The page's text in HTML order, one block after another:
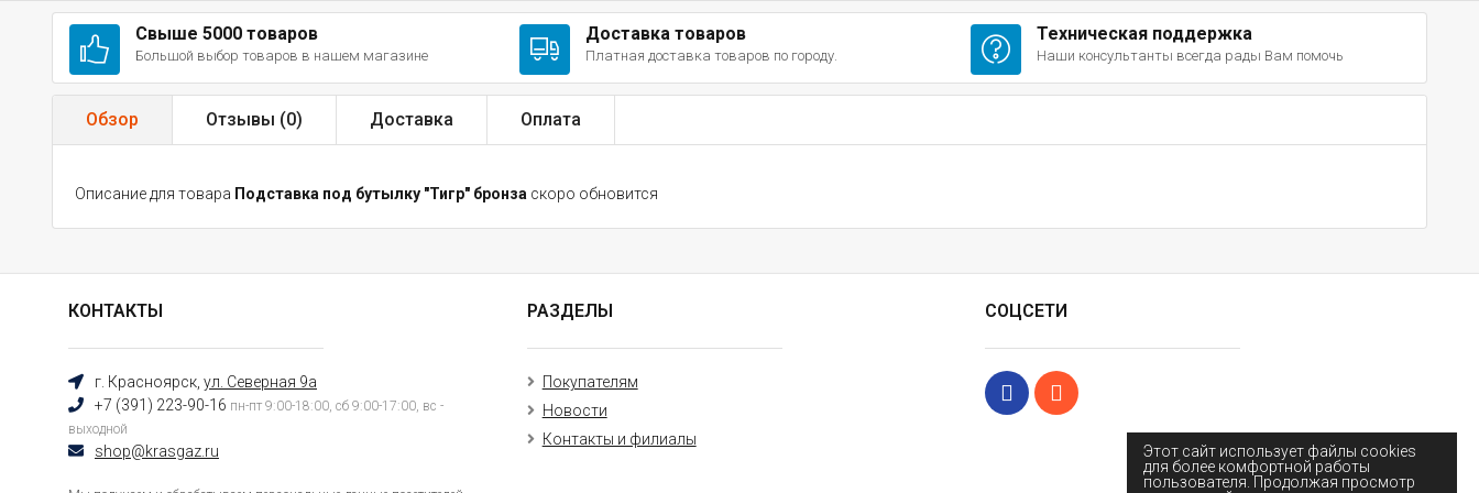
Этот сайт использует файлы cookies
для более комфортной работы
пользователя. Продолжая просмотр
Свыше 5000 товаров
Большой выбор товаров в нашем магазине
Доставка товаров
Платная доставка товаров по городу.
Техническая поддержка
Наши консультанты всегда рады Вам помочь
Обзор Отзывы (0) Доставка Оплата
Описание для товара Подставка под бутылку "Тигр" бронза скоро обновится
КОНТАКТЫ
г. Красноярск, ул. Северная 9а
+7 (391) 223-90-16 пн-пт 9:00-18:00, сб 9:00-17:00, вс -
выходной
shop@krasgaz.ru
РАЗДЕЛЫ
Покупателям
Новости
Контакты и филиалы
СОЦСЕТИ